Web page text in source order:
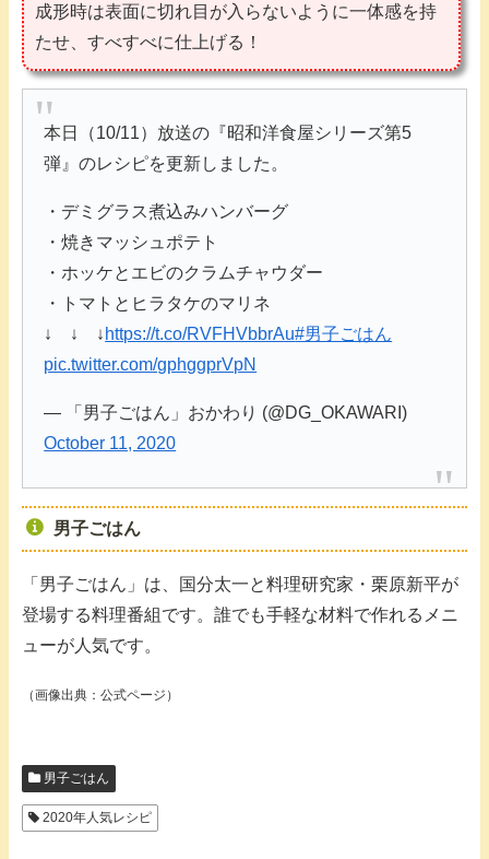
成形時は表面に切れ目が入らないように一体感を持
たせ、すべすべに仕上げる！
本日（10/11）放送の『昭和洋食屋シリーズ第5
弾』のレシピを更新しました。
・デミグラス煮込みハンバーグ
・焼きマッシュポテト
・ホッケとエビのクラムチャウダー
・トマトとヒラタケのマリネ
↓ ↓ ↓ https://t.co/RVFHVbbrAu#男子ごはん
pic.twitter.com/gphggprVpN
— 「男子ごはん」おかわり (@DG_OKAWARI)
October 11, 2020
男子ごはん
「男子ごはん」は、国分太一と料理研究家・栗原新平が
登場する料理番組です。誰でも手軽な材料で作れるメニ
ューが人気です。
（画像出典：公式ページ）
男子ごはん
2020年人気レシピ